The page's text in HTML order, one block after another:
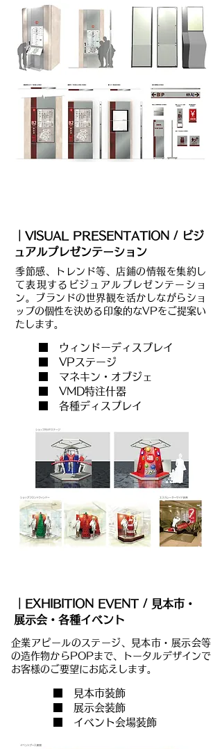
｜VISUAL PRESENTATION / ビジ
ュアルプレゼンテーション
季節感、トレンド等、店鋪の情報を集約し
て表現するビジュアルプレゼンテーショ
ン。ブランドの世界観を活かしながらショ
ップの個性を決める印象的なVPをご提案い
たします。
■ ウィンドーディスプレイ
■ VPステージ
■ マネキン・オブジェ
■ VMD特注什器
■ 各種ディスプレイ
｜EXHIBITION EVENT / 見本市・
展示会・各種イベント
企業アピールのステージ、見本市・展示会等
の造作物からPOPまで、トータルデザインで
お客様のご要望にお応えします。
■ 見本市装飾
■ 展示会装飾
■ イベント会場装飾